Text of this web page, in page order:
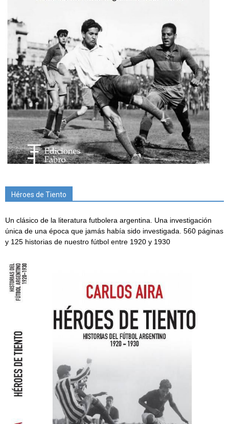
Héroes de Tiento
Un clásico de la literatura futbolera argentina. Una investigación
única de una época que jamás había sido investigada. 560 páginas
y 125 historias de nuestro fútbol entre 1920 y 1930